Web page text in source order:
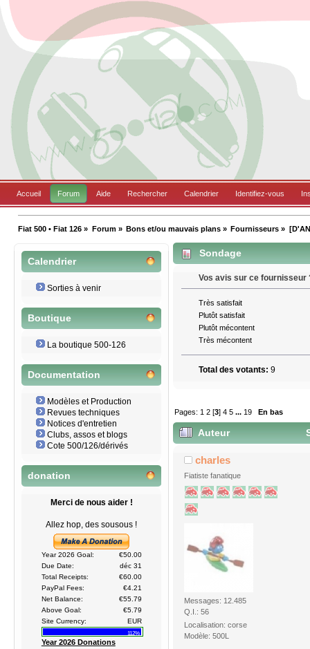
Accueil Forum Aide Rechercher Calendrier Identifiez-vous
Fiat 500 • Fiat 126 » Forum» Bons et/ou mauvais plans» Fournisseurs »
Calendrier
Sorties à venir
Boutique
La boutique 500-126
Documentation
Modèles et Production
Revues techniques
Notices d'entretien
Clubs, assos et blogs
Cote 500/126/dérivés
donation
Merci de nous aider !
Allez hop, des sousous !
Year 2026 Goal:
€50.00
Due Date:
déc 31
Total Receipts:
€60.00
PayPal Fees:
€4.21
Net Balance:
€55.79
Above Goal:
€5.79
Site Currency:
EUR
112%
Year 2026 Donations
Sondage
Vos avis sur ce fournisseur
Très satisfait
Plutôt satisfait
Plutôt mécontent
Très mécontent
Total des votants: 9
Pages: 1 2 [3]4 5 ... 19 En bas
Auteur
charles
Fiatiste fanatique
Messages: 12.485
Q.I.: 56
Localisation: corse
Modèle: 500L